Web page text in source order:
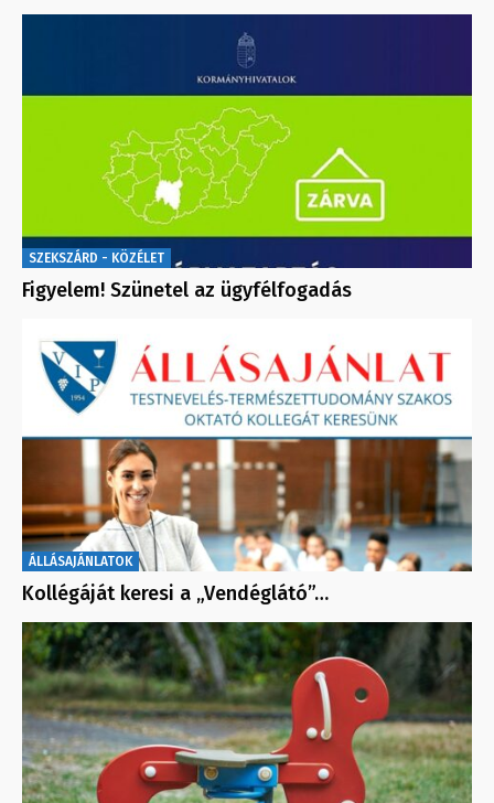
SZEKSZÁRD - KÖZÉLET
Figyelem! Szünetel az ügyfélfogadás
ÁLLÁSAJÁNLATOK
Kollégáját keresi a „Vendéglátó”…